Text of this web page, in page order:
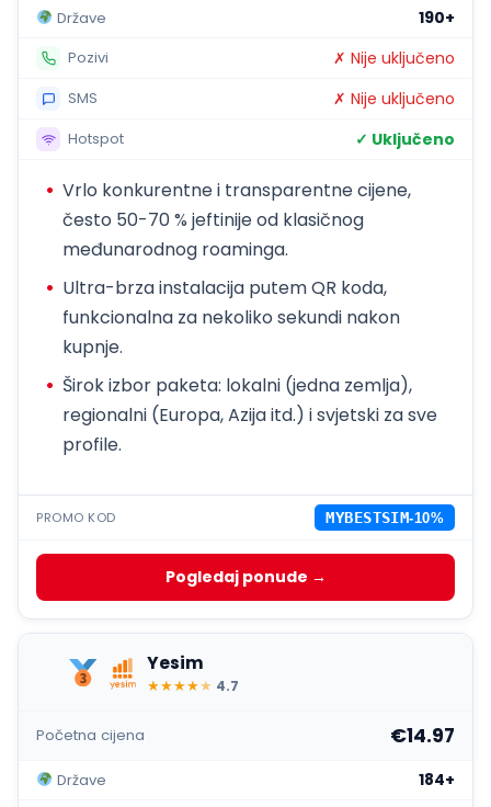
Države 190+
Pozivi ✗ Nije uključeno
SMS ✗ Nije uključeno
Hotspot ✓ Uključeno
Vrlo konkurentne i transparentne cijene,
često 50-70 % jeftinije od klasičnog
međunarodnog roaminga.
Ultra-brza instalacija putem QR koda,
funkcionalna za nekoliko sekundi nakon
kupnje.
Širok izbor paketa: lokalni (jedna zemlja),
regionalni (Europa, Azija itd.) i svjetski za sve
profile.
PROMO KOD MYBESTSIM-10%
Pogledaj ponude →
Yesim
★★★★★ 4.7
Početna cijena €14.97
Države 184+